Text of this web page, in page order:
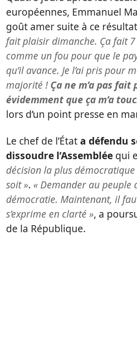
européennes, Emmanuel
goût amer suite à ce
fait plaisir dimanche. Ça fait
comme un fou pour que le
qu’il avance. Je l’ai pris pour
majorité !Ça ne m’a pas fait
évidemment que ça m’a
lors d’un point presse en
Le chef de l’Étata défendu
dissoudre l’Assemblée qui
décision la plus
soit ». « Demander au peuple
démocratie. Maintenant, il
s’exprime en clarté », a
de la République.